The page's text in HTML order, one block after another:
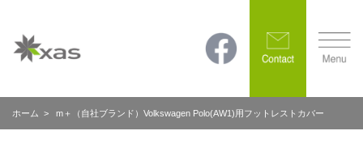
ホーム > m＋（自社ブランド）Volkswagen Polo(AW1)用フットレストカバー